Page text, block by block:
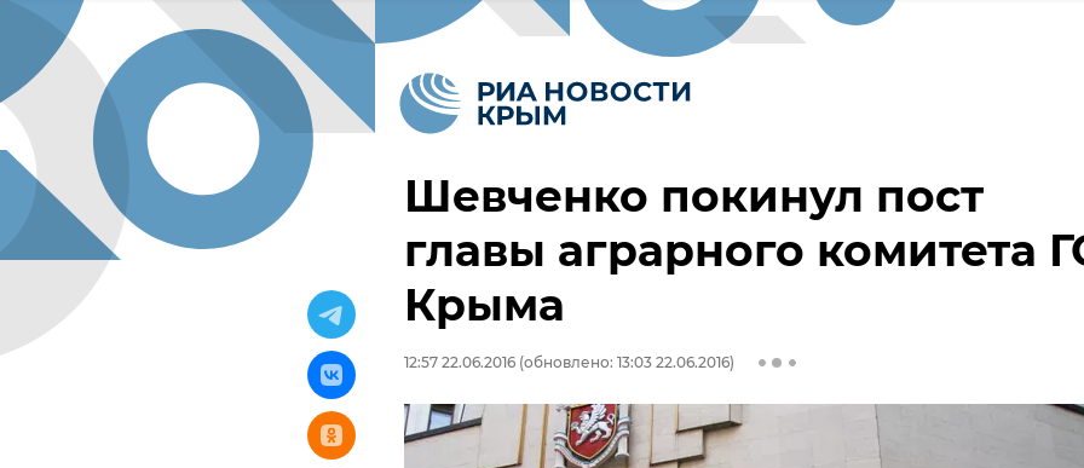
Шевченко покинул пост
главы аграрного комитета
Крыма
12:57 22.06.2016 (обновлено: 13:03 22.06.2016)